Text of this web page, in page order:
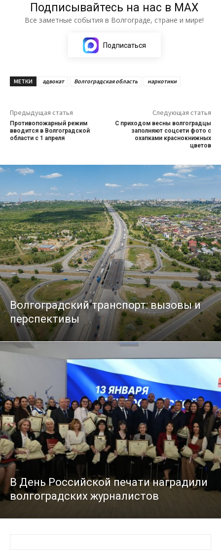
Подписывайтесь на нас в МАХ
Все заметные события в Волгограде, стране и мире!
Подписаться
МЕТКИ адвокат Волгоградская область наркотики
Предыдущая статья
Противопожарный режим
вводится в Волгоградской
области с 1 апреля
Следующая статья
С приходом весны волгоградцы
заполняют соцсети фото с
охапками краснокнижных
цветов
Волгоградский транспорт: вызовы и
перспективы
В День Российской печати наградили
волгоградских журналистов